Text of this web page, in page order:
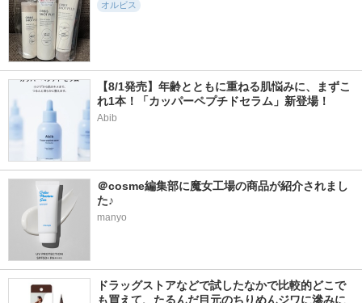
オルビス
【8/1発売】年齢とともに重ねる肌悩みに、まずこ
れ1本！「カッパーペプチドセラム」新登場！
Abib
＠cosme編集部に魔女工場の商品が紹介されまし
た♪
manyo
ドラッグストアなどで試したなかで比較的どこで
も買えて、たるんだ目元のちりめんジワに滲みに